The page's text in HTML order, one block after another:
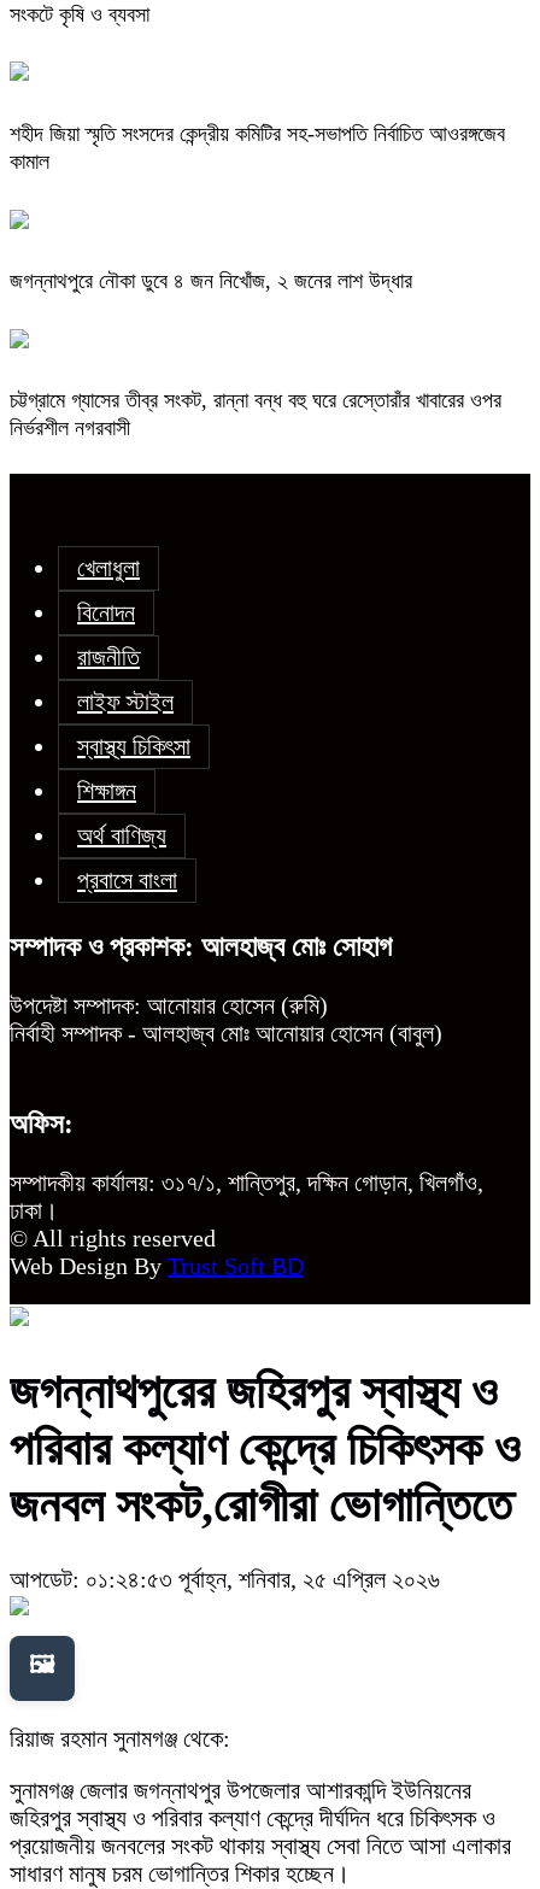
সংকটে কৃষি ও ব্যবসা
শহীদ জিয়া স্মৃতি সংসদের কেন্দ্রীয় কমিটির সহ-সভাপতি নির্বাচিত আওরঙ্গজেব
কামাল
জগন্নাথপুরে নৌকা ডুবে ৪ জন নিখোঁজ, ২ জনের লাশ উদ্ধার
চট্টগ্রামে গ্যাসের তীব্র সংকট, রান্না বন্ধ বহু ঘরে রেস্তোরাঁর খাবারের ওপর
নির্ভরশীল নগরবাসী
খেলাধুলা
বিনোদন
রাজনীতি
লাইফ স্টাইল
স্বাস্থ্য চিকিৎসা
শিক্ষাঙ্গন
অর্থ বাণিজ্য
প্রবাসে বাংলা
সম্পাদক ও প্রকাশক: আলহাজ্ব মোঃ সোহাগ
উপদেষ্টা সম্পাদক: আনোয়ার হোসেন (রুমি)
নির্বাহী সম্পাদক - আলহাজ্ব মোঃ আনোয়ার হোসেন (বাবুল)
অফিস:
সম্পাদকীয় কার্যালয়: ৩১৭/১, শান্তিপুর, দক্ষিন গোড়ান, খিলগাঁও,
ঢাকা।
© All rights reserved
Web Design By Trust Soft BD
জগন্নাথপুরের জহিরপুর স্বাস্থ্য ও
পরিবার কল্যাণ কেন্দ্রে চিকিৎসক ও
জনবল সংকট,রোগীরা ভোগান্তিতে
আপডেট: ০১:২৪:৫৩ পূর্বাহ্ন, শনিবার, ২৫ এপ্রিল ২০২৬
🖼️
রিয়াজ রহমান সুনামগঞ্জ থেকে:
সুনামগঞ্জ জেলার জগন্নাথপুর উপজেলার আশারকান্দি ইউনিয়নের
জহিরপুর স্বাস্থ্য ও পরিবার কল্যাণ কেন্দ্রে দীর্ঘদিন ধরে চিকিৎসক ও
প্রয়োজনীয় জনবলের সংকট থাকায় স্বাস্থ্য সেবা নিতে আসা এলাকার
সাধারণ মানুষ চরম ভোগান্তির শিকার হচ্ছেন।